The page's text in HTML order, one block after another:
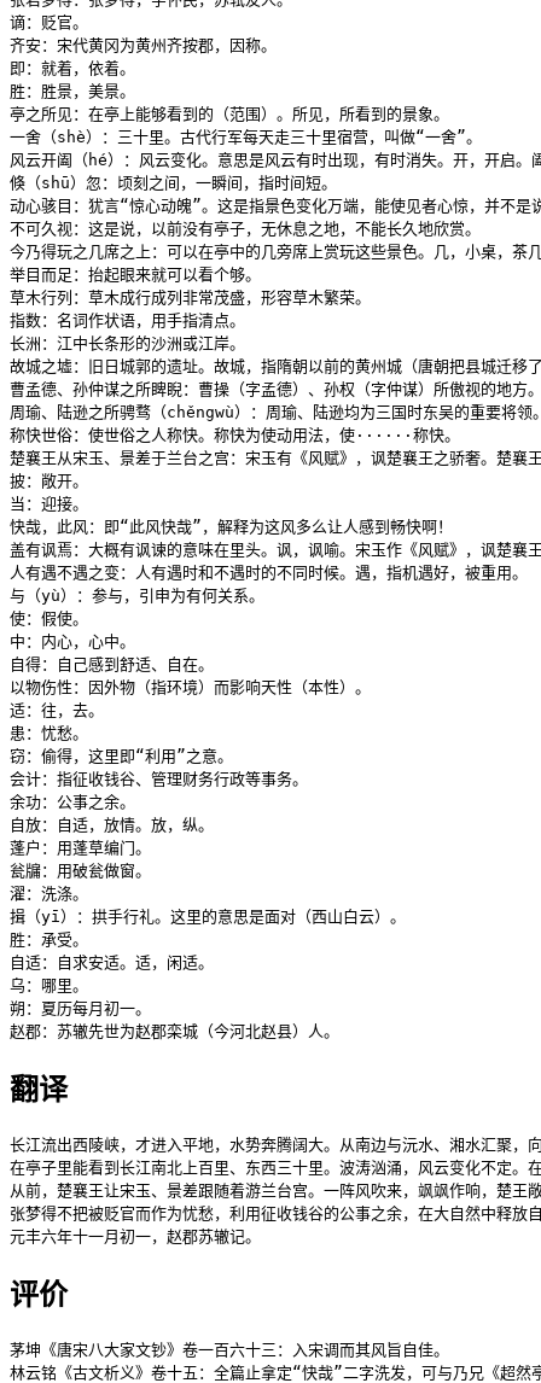
谪：贬官。
齐安：宋代黄冈为黄州齐按郡，因称。
即：就着，依着。
胜：胜景，美景。
亭之所见：在亭上能够看到的（范围）。所见，所看到的景象。
一舍（shè）：三十里。古代行军每天走三十里宿营，叫做“一舍”。
风云开阖（hé）：风云变化。意思是风云有时出现，有时消失。开，开启。
倏（shū）忽：顷刻之间，一瞬间，指时间短。
动心骇目：犹言“惊心动魄”。这是指景色变化万端，能使见者心惊，并不
不可久视：这是说，以前没有亭子，无休息之地，不能长久地欣赏。
今乃得玩之几席之上：可以在亭中的几旁席上赏玩这些景色。几，小桌，茶
举目而足：抬起眼来就可以看个够。
草木行列：草木成行成列非常茂盛，形容草木繁荣。
指数：名词作状语，用手指清点。
长洲：江中长条形的沙洲或江岸。
故城之墟：旧日城郭的遗址。故城，指隋朝以前的黄州城（唐朝把县城迁移
曹孟德、孙仲谋之所睥睨：曹操（字孟德）、孙权（字仲谋）所傲视的地
周瑜、陆逊之所骋骛（chěngwù）：周瑜、陆逊均为三国时东吴的重要将
称快世俗：使世俗之人称快。称快为使动用法，使······称快。
楚襄王从宋玉、景差于兰台之宫：宋玉有《风赋》，讽楚襄王之骄奢。楚
披：敞开。
当：迎接。
快哉，此风：即“此风快哉”，解释为这风多么让人感到畅快啊！
盖有讽焉：大概有讽谏的意味在里头。讽，讽喻。宋玉作《风赋》，讽楚襄
人有遇不遇之变：人有遇时和不遇时的不同时候。遇，指机遇好，被重用。
与（yù）：参与，引申为有何关系。
使：假使。
中：内心，心中。
自得：自己感到舒适、自在。
以物伤性：因外物（指环境）而影响天性（本性）。
适：往，去。
患：忧愁。
窃：偷得，这里即“利用”之意。
会计：指征收钱谷、管理财务行政等事务。
余功：公事之余。
自放：自适，放情。放，纵。
蓬户：用蓬草编门。
瓮牖：用破瓮做窗。
濯：洗涤。
揖（yī）：拱手行礼。这里的意思是面对（西山白云）。
胜：承受。
自适：自求安适。适，闲适。
乌：哪里。
朔：夏历每月初一。
赵郡：苏辙先世为赵郡栾城（今河北赵县）人。
翻译
长江流出西陵峡，才进入平地，水势奔腾阔大。从南边与沅水、湘水汇聚
在亭子里能看到长江南北上百里、东西三十里。波涛汹涌，风云变化不定
从前，楚襄王让宋玉、景差跟随着游兰台宫。一阵风吹来，飒飒作响，楚
张梦得不把被贬官而作为忧愁，利用征收钱谷的公事之余，在大自然中释
元丰六年十一月初一，赵郡苏辙记。
评价
茅坤《唐宋八大家文钞》卷一百六十三：入宋调而其风旨自佳。
林云铭《古文析义》卷十五：全篇止拿定“快哉”二字洗发，可与乃兄《超